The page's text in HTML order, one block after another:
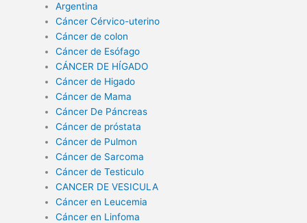
Argentina
Cáncer Cérvico-uterino
Cáncer de colon
Cáncer de Esófago
CÁNCER DE HÍGADO
Cáncer de Higado
Cáncer de Mama
Cáncer De Páncreas
Cáncer de próstata
Cáncer de Pulmon
Cáncer de Sarcoma
Cáncer de Testiculo
CANCER DE VESICULA
Cáncer en Leucemia
Cáncer en Linfoma